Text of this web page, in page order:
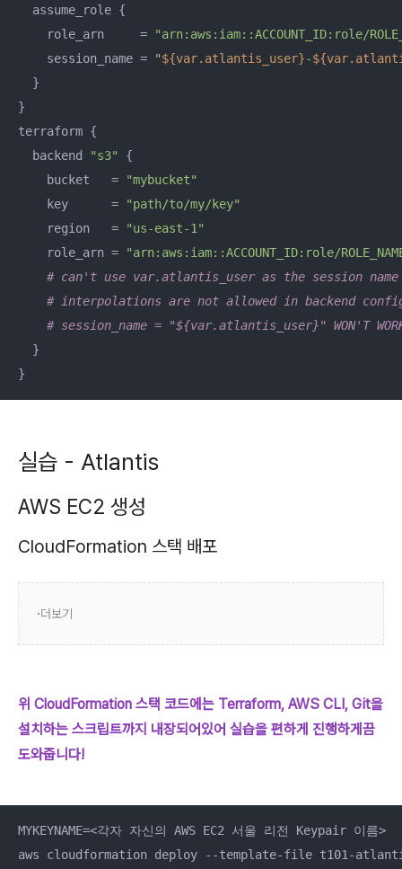
  assume_role {
    role_arn     =
"arn:aws:iam::ACCOUNT_ID:role/
    session_name =
"${var.atlantis_user}-
  }
}
terraform {
  backend
"s3"
{
    bucket   =
"mybucket"
    key      =
"path/to/my/key"
    region   =
"us-east-1"
    role_arn =
"arn:aws:iam::ACCOUNT_ID:role/
# can't use var.atlantis_user as the session name
# interpolations are not allowed in backend
# session_name = "${var.atlantis_user}" WON'T
  }
}
실습 - Atlantis
AWS EC2 생성
CloudFormation 스택 배포
더보기
위 CloudFormation 스택 코드에는 Terraform, AWS CLI, Git을
설치하는 스크립트까지 내장되어있어 실습을 편하게 진행하게끔
도와줍니다!
MYKEYNAME=<각자 자신의 AWS EC2 서울 리전 Keypair 이름>
aws cloudformation deploy --template-file t101-